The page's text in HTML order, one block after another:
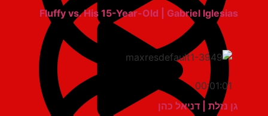
Fluffy vs. His 15-Year-Old | Gabriel Iglesias
00:01:01
גן נזלת | דניאל כהן